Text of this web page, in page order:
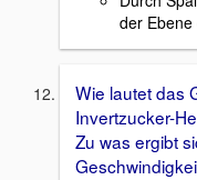
der
Wie lautet das
Invertzucker-
Zu was ergibt